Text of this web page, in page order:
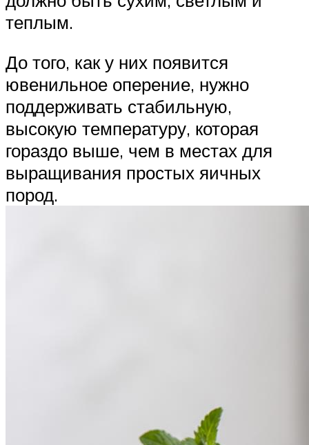
теплым.
До того, как у них появится
ювенильное оперение, нужно
поддерживать стабильную,
высокую температуру, которая
гораздо выше, чем в местах для
выращивания простых яичных
пород.